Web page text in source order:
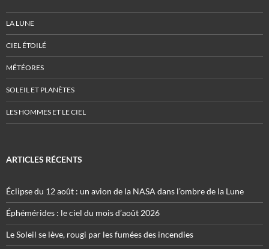
LA LUNE
CIEL ÉTOILÉ
MÉTÉORES
SOLEIL ET PLANÈTES
LES HOMMES ET LE CIEL
ARTICLES RÉCENTS
Éclipse du 12 août : un avion de la NASA dans l’ombre de la Lune
Éphémérides : le ciel du mois d’août 2026
Le Soleil se lève, rougi par les fumées des incendies